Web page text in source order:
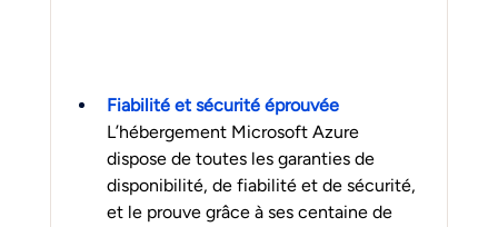
Fiabilité et sécurité éprouvée
L’hébergement Microsoft Azure
dispose de toutes les garanties de
disponibilité, de fiabilité et de sécurité,
et le prouve grâce à ses centaine de